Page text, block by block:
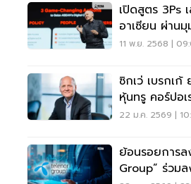
เปิดสูตร 3Ps
อาเซียน ผ่าน
11 พ.ย. 2568 |
ซิกเว่ เบรกเ
หุ้นทรู คอร์ปอเ
ดำเนินงาน
22 ม.ค. 2569 |
ย้อนรอยการ
Group” ร่วม